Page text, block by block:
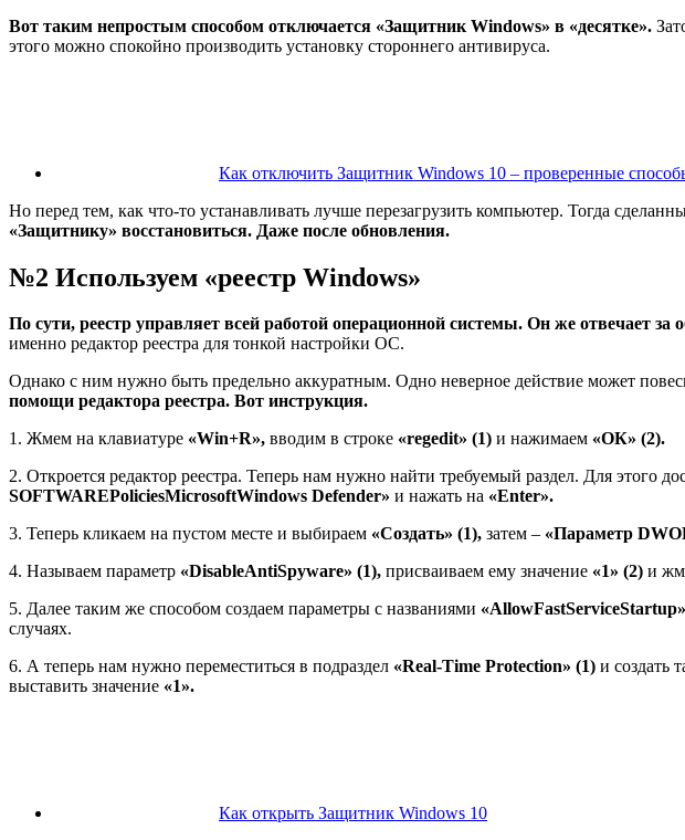
Вот таким непростым способом отключается «Защитник Windows» в «десятке».
этого можно спокойно производить установку стороннего антивируса.
Как отключить Защитник Windows 10 – проверенные
Но перед тем, как что-то устанавливать лучше перезагрузить компьютер. Тогда
«Защитнику» восстановиться. Даже после обновления.
№2 Используем «реестр Windows»
По сути, реестр управляет всей работой операционной системы. Он же отвечает
именно редактор реестра для тонкой настройки ОС.
Однако с ним нужно быть предельно аккуратным. Одно неверное действие может
помощи редактора реестра. Вот инструкция.
1. Жмем на клавиатуре «Win+R», вводим в строке «regedit» (1) и нажимаем «ОК» (2).
2. Откроется редактор реестра. Теперь нам нужно найти требуемый раздел. Для этого
SOFTWAREPoliciesMicrosoftWindows Defender» и нажать на «Enter».
3. Теперь кликаем на пустом месте и выбираем «Создать» (1), затем – «Параметр
4. Называем параметр «DisableAntiSpyware» (1), присваиваем ему значение «1» (2) и
5. Далее таким же способом создаем параметры с названиями «AllowFastServiceStartup»
случаях.
6. А теперь нам нужно переместиться в подраздел «Real-Time Protection» (1) и создать
выставить значение «1».
Как открыть Защитник Windows 10